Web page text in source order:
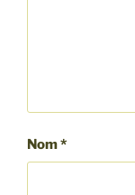
Nom*